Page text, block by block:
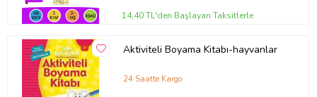
14,40 TL'den Başlayan Taksitlerle
Aktiviteli Boyama Kitabı-hayvanlar
24 Saatte Kargo